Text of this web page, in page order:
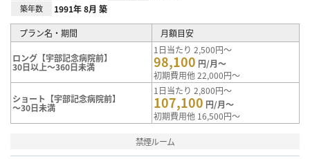
築年数 1991年 8月 築
プラン名・期間 月額目安
ロング【宇部記念病院前】
30日以上～360日未満
1日当たり 2,500円～
98,100 円/月～
初期費用他 22,000円～
ショート【宇部記念病院前】
～30日未満
1日当たり 2,800円～
107,100 円/月～
初期費用他 16,500円～
禁煙ルーム